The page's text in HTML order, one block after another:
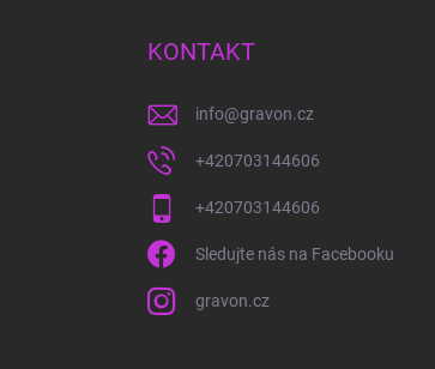
KONTAKT
info@gravon.cz
+420703144606
+420703144606
Sledujte nás na Facebooku
gravon.cz